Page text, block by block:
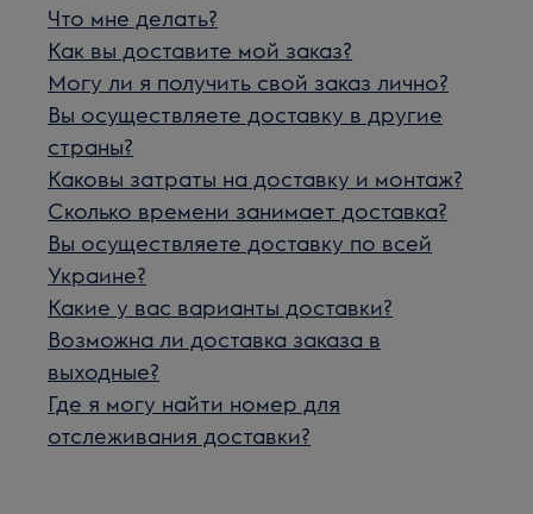
Что мне делать?
Как вы доставите мой заказ?
Могу ли я получить свой заказ лично?
Вы осуществляете доставку в другие
страны?
Каковы затраты на доставку и монтаж?
Сколько времени занимает доставка?
Вы осуществляете доставку по всей
Украине?
Какие у вас варианты доставки?
Возможна ли доставка заказа в
выходные?
Где я могу найти номер для
отслеживания доставки?